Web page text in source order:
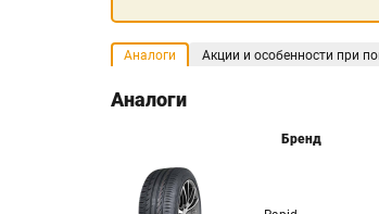
Аналоги Акции и особенности при
Аналоги
Бренд